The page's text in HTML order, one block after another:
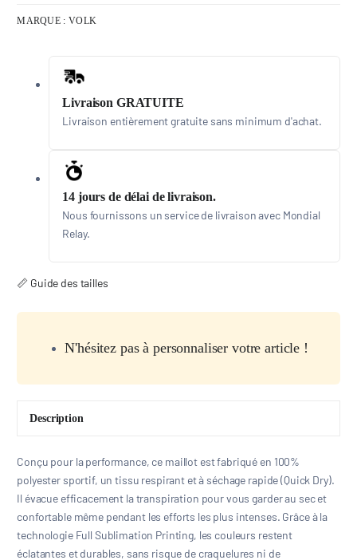
MARQUE : VOLK
Livraison GRATUITE
Livraison entièrement gratuite sans minimum d'achat.
14 jours de délai de livraison.
Nous fournissons un service de livraison avec Mondial
Relay.
📏 Guide des tailles
N'hésitez pas à personnaliser votre article !
Description
Conçu pour la performance, ce maillot est fabriqué en 100%
polyester sportif, un tissu respirant et à séchage rapide (Quick Dry).
Il évacue efficacement la transpiration pour vous garder au sec et
confortable même pendant les efforts les plus intenses. Grâce à la
technologie Full Sublimation Printing, les couleurs restent
éclatantes et durables, sans risque de craquelures ni de